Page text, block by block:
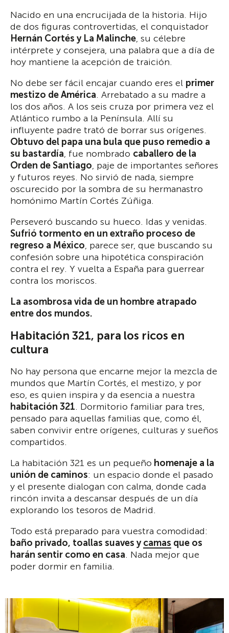
Nacido en una encrucijada de la historia. Hijo
de dos figuras controvertidas, el conquistador
Hernán Cortés y La Malinche, su célebre
intérprete y consejera, una palabra que a día de
hoy mantiene la acepción de traición.
No debe ser fácil encajar cuando eres el primer
mestizo de América. Arrebatado a su madre a
los dos años. A los seis cruza por primera vez el
Atlántico rumbo a la Península. Allí su
influyente padre trató de borrar sus orígenes.
Obtuvo del papa una bula que puso remedio a
su bastardía, fue nombrado caballero de la
Orden de Santiago, paje de importantes señores
y futuros reyes. No sirvió de nada, siempre
oscurecido por la sombra de su hermanastro
homónimo Martín Cortés Zúñiga.
Perseveró buscando su hueco. Idas y venidas.
Sufrió tormento en un extraño proceso de
regreso a México, parece ser, que buscando su
confesión sobre una hipotética conspiración
contra el rey. Y vuelta a España para guerrear
contra los moriscos.
La asombrosa vida de un hombre atrapado
entre dos mundos.
Habitación 321, para los ricos en
cultura
No hay persona que encarne mejor la mezcla de
mundos que Martín Cortés, el mestizo, y por
eso, es quien inspira y da esencia a nuestra
habitación 321. Dormitorio familiar para tres,
pensado para aquellas familias que, como él,
saben convivir entre orígenes, culturas y sueños
compartidos.
La habitación 321 es un pequeño homenaje a la
unión de caminos: un espacio donde el pasado
y el presente dialogan con calma, donde cada
rincón invita a descansar después de un día
explorando los tesoros de Madrid.
Todo está preparado para vuestra comodidad:
baño privado, toallas suaves ycamas que os
harán sentir como en casa. Nada mejor que
poder dormir en familia.